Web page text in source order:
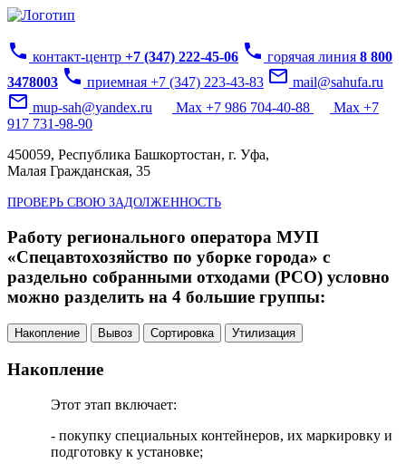
phone контакт-центр +7 (347) 222-45-06 phone горячая линия 8 800
3478003 phone приемная +7 (347) 223-43-83 mail_outline mail@sahufa.ru
mail_outline mup-sah@yandex.ru Max +7 986 704-40-88
Max +7
917 731-98-90
450059, Республика Башкортостан, г. Уфа,
Малая Гражданская, 35
ПРОВЕРЬ СВОЮ ЗАДОЛЖЕННОСТЬ
Работу регионального оператора МУП
«Спецавтохозяйство по уборке города» с
раздельно собранными отходами (РСО) условно
можно разделить на 4 большие группы:
Накопление Вывоз Сортировка Утилизация
Накопление
Этот этап включает:
- покупку специальных контейнеров, их маркировку и
подготовку к установке;